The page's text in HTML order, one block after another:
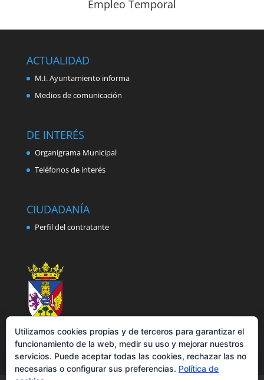
Empleo Temporal
ACTUALIDAD
M.I. Ayuntamiento informa
Medios de comunicación
DE INTERÉS
Organigrama Municipal
Teléfonos de interés
CIUDADANÍA
Perfil del contratante
Utilizamos cookies propias y de terceros para garantizar el
funcionamiento de la web, medir su uso y mejorar nuestros
servicios. Puede aceptar todas las cookies, rechazar las no
necesarias o configurar sus preferencias. Política de